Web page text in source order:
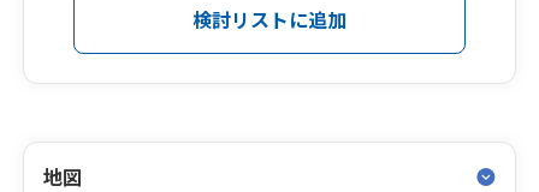
検討リストに追加
地図